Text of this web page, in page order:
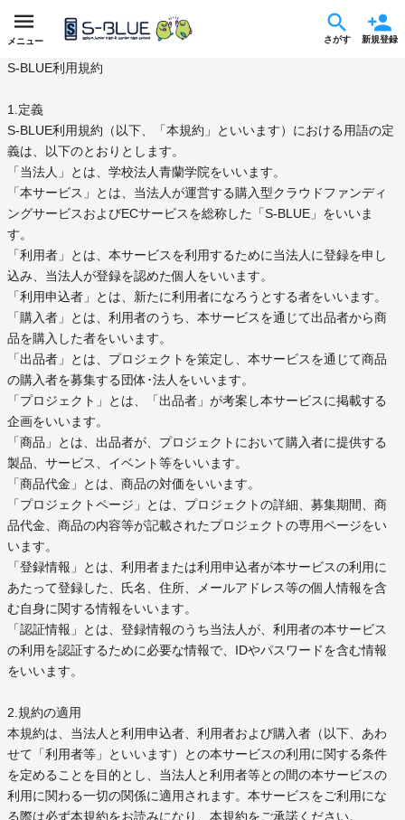
メニュー さがす 新規登録
S-BLUE利用規約
1.定義
S-BLUE利用規約（以下、「本規約」といいます）における用語の定
義は、以下のとおりとします。
「当法人」とは、学校法人青蘭学院をいいます。
「本サービス」とは、当法人が運営する購入型クラウドファンディ
ングサービスおよびECサービスを総称した「S-BLUE」をいいま
す。
「利用者」とは、本サービスを利用するために当法人に登録を申し
込み、当法人が登録を認めた個人をいいます。
「利用申込者」とは、新たに利用者になろうとする者をいいます。
「購入者」とは、利用者のうち、本サービスを通じて出品者から商
品を購入した者をいいます。
「出品者」とは、プロジェクトを策定し、本サービスを通じて商品
の購入者を募集する団体･法人をいいます。
「プロジェクト」とは、「出品者」が考案し本サービスに掲載する
企画をいいます。
「商品」とは、出品者が、プロジェクトにおいて購入者に提供する
製品、サービス、イベント等をいいます。
「商品代金」とは、商品の対価をいいます。
「プロジェクトページ」とは、プロジェクトの詳細、募集期間、商
品代金、商品の内容等が記載されたプロジェクトの専用ページをい
います。
「登録情報」とは、利用者または利用申込者が本サービスの利用に
あたって登録した、氏名、住所、メールアドレス等の個人情報を含
む自身に関する情報をいいます。
「認証情報」とは、登録情報のうち当法人が、利用者の本サービス
の利用を認証するために必要な情報で、IDやパスワードを含む情報
をいいます。
2.規約の適用
本規約は、当法人と利用申込者、利用者および購入者（以下、あわ
せて「利用者等」といいます）との本サービスの利用に関する条件
を定めることを目的とし、当法人と利用者等との間の本サービスの
利用に関わる一切の関係に適用されます。本サービスをご利用にな
る際は必ず本規約をお読みになり、本規約をご承諾ください。